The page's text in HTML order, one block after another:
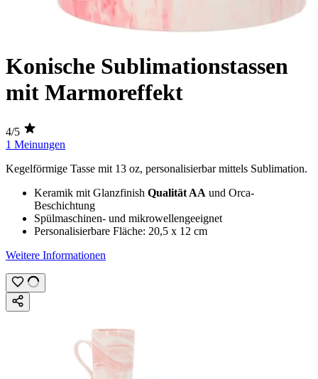
Konische Sublimationstassen
mit Marmoreffekt
4/5
1 Meinungen
Kegelförmige Tasse mit 13 oz, personalisierbar mittels Sublimation.
Keramik mit Glanzfinish Qualität AA und Orca-
Beschichtung
Spülmaschinen- und mikrowellengeeignet
Personalisierbare Fläche: 20,5 x 12 cm
Weitere Informationen